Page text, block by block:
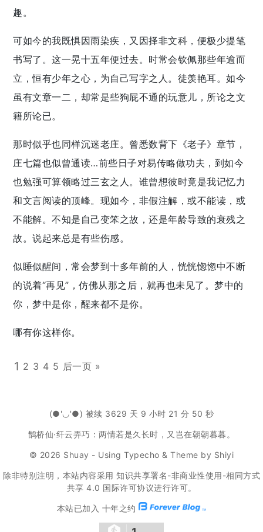
趣。
可如今的我既惧因雨染疾，又因择非文科，便极少提笔
书写了。这一晃十五年便过去。时常会钦佩那些年逾而
立，恒有少年之心，为自己写字之人。徒羡艳耳。如今
虽有文章一二，却常是些狗屁不通的玩意儿，所论之文
籍所论已。
那时似乎也同样沉迷老庄。曾悉数背下《老子》章节，
庄七篇也似曾通读…前些日子对易传略做功夫，到如今
也勉强可算领略过三玄之人。谁曾想彼时竟是我记忆力
和文言阅读的顶峰。现如今，非假注解，或不能读，或
不能解。不知是自己变笨之故，还是年龄导致的衰残之
故。说起来总是有些伤感。
似睡似醒间，常会梦到十多年前的人，恍恍惚惚中不断
的说着“再见”，仿佛从那之后，就再也未见了。梦中的
你，梦中是你，醒来都不是你。
哪有你这样你。
1 2 3 4 5 后一页 »
(●'◡'●) 被续 3629 天 9 小时 21 分 51 秒
鹊桥仙·纤云弄巧：两情若是久长时，又岂在朝朝暮暮。
© 2026 Shuay - UsingTypecho &Theme by Shiyi
除非特别注明，本站内容采用 知识共享署名-非商业性使用-相同方式
共享 4.0 国际许可协议进行许可。
本站已加入 十年之约